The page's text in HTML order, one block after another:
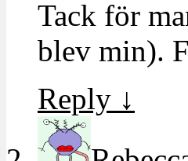
Tack för
blev min).
Reply ↓